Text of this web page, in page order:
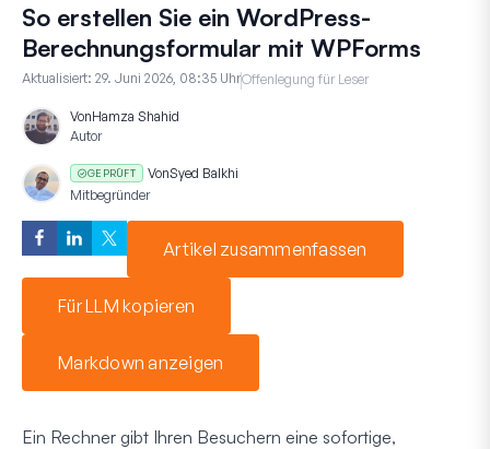
So erstellen Sie ein WordPress-
Berechnungsformular mit WPForms
Aktualisiert: 29. Juni 2026, 08:35 UhrOffenlegung für Leser
VonHamza Shahid
Autor
GEPRÜFT VonSyed Balkhi
Mitbegründer
Artikel zusammenfassen
Für LLM kopieren
Markdown anzeigen
Ein Rechner gibt Ihren Besuchern eine sofortige,